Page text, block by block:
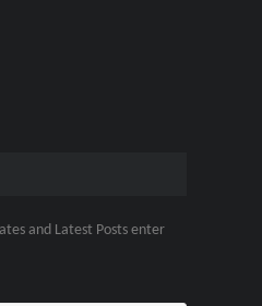
and Latest Posts enter